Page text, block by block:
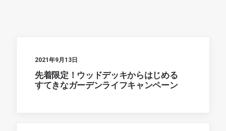
2021年9月13日
先着限定！ウッドデッキからはじめる
すてきなガーデンライフキャンペーン